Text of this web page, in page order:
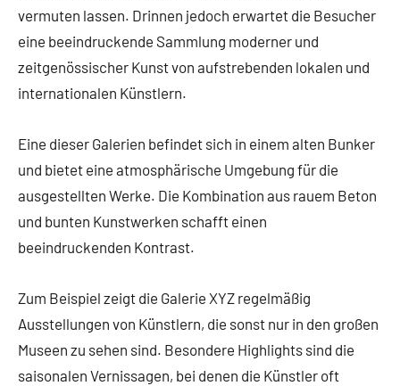
vermuten lassen. Drinnen jedoch erwartet die Besucher
eine beeindruckende Sammlung moderner und
zeitgenössischer Kunst von aufstrebenden lokalen und
internationalen Künstlern.
Eine dieser Galerien befindet sich in einem alten Bunker
und bietet eine atmosphärische Umgebung für die
ausgestellten Werke. Die Kombination aus rauem Beton
und bunten Kunstwerken schafft einen
beeindruckenden Kontrast.
Zum Beispiel zeigt die Galerie XYZ regelmäßig
Ausstellungen von Künstlern, die sonst nur in den großen
Museen zu sehen sind. Besondere Highlights sind die
saisonalen Vernissagen, bei denen die Künstler oft